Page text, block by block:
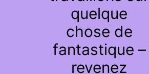
quelque
chose de
fantastique –
revenez